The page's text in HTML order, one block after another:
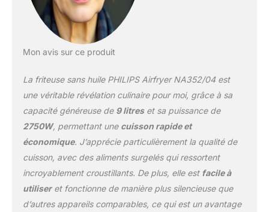
Mon avis sur ce produit
La friteuse sans huile PHILIPS Airfryer NA352/04 est
une véritable révélation culinaire pour moi, grâce à sa
capacité généreuse de 9 litreset sa puissance de
2750W, permettant une cuisson rapide et
économique. J’apprécie particulièrement la qualité de
cuisson, avec des aliments surgelés qui ressortent
incroyablement croustillants. De plus, elle est facile à
utiliseret fonctionne de manière plus silencieuse que
d’autres appareils comparables, ce qui est un avantage